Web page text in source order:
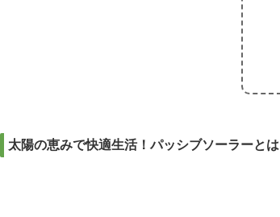
太陽の恵みで快適生活！パッシブソーラーとは